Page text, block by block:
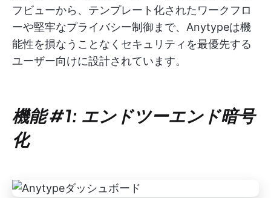
フビューから、テンプレート化されたワークフロ
ーや堅牢なプライバシー制御まで、Anytypeは機
能性を損なうことなくセキュリティを最優先する
ユーザー向けに設計されています。
機能 #1: エンドツーエンド暗号
化